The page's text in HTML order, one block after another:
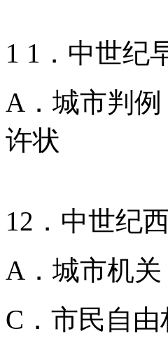
1 1．中世纪
A．城市判
许状
12．中世纪
A．城市机
C．市民自